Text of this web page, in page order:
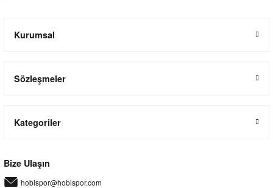
Kurumsal
Sözleşmeler
Kategoriler
Bize Ulaşın
hobispor@hobispor.com